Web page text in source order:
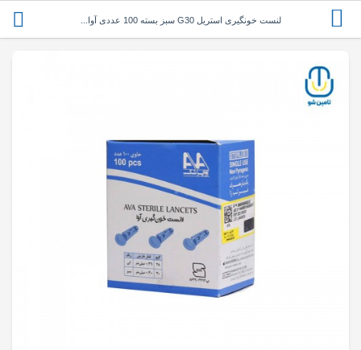
لنست خونگیری استریل G30 سبز بسته 100 عددی آوا...